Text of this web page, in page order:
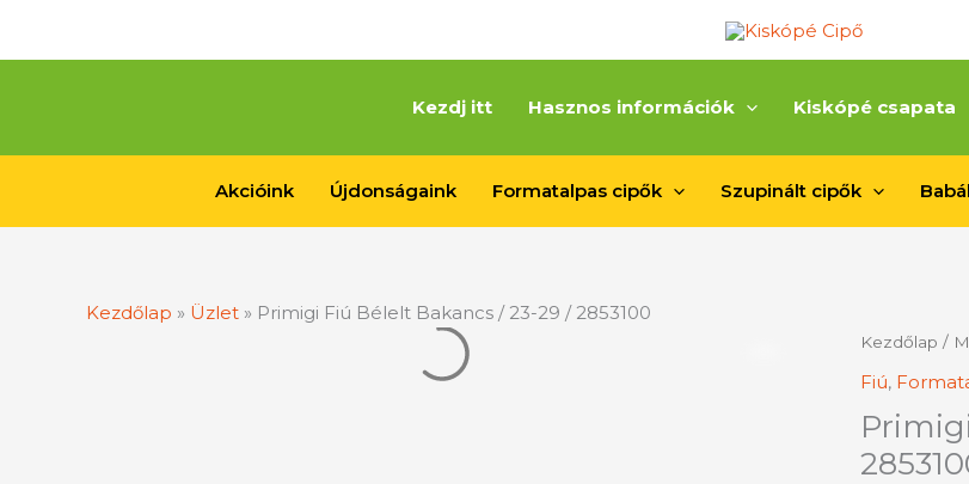
Kezdj itt
Hasznos információk Kiskópé csapata
Akcióink Újdonságaink Formatalpas cipők Szupinált cipők
Kezdőlap » Üzlet » Primigi Fiú Bélelt Bakancs / 23-29 / 2853100
Kezdőlap /
Fiú,
Primigi
Bélelt
Bakancs
/